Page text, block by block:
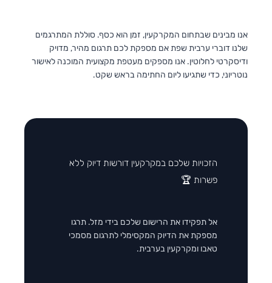
אנו מבינים שבתחום המקרקעין, זמן הוא כסף. סוללת המתרגמים
שלנו דוברי ערבית שפת אם מספקת לכם תרגום מהיר, מדויק
ודיסקרטי לחלוטין. אנו מספקים מעטפת מקצועית המוכנה לאישור
נוטריוני, כדי שתגיעו ליום החתימה בראש שקט.
הזכויות שלכם במקרקעין דורשות דיוק ללא
פשרות 🏆
אל תפקידו את הרישום שלכם בידי מזל. תרגו
מספקת את הדיוק המקסימלי לתרגום מסמכי
טאבו ומקרקעין בערבית.